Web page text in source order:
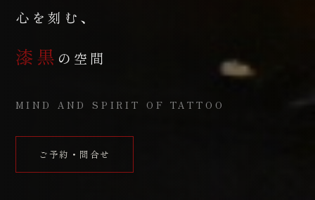
心を刻む、
漆黒 の空間
MIND AND SPIRIT OF TATTOO
ご予約・問合せ